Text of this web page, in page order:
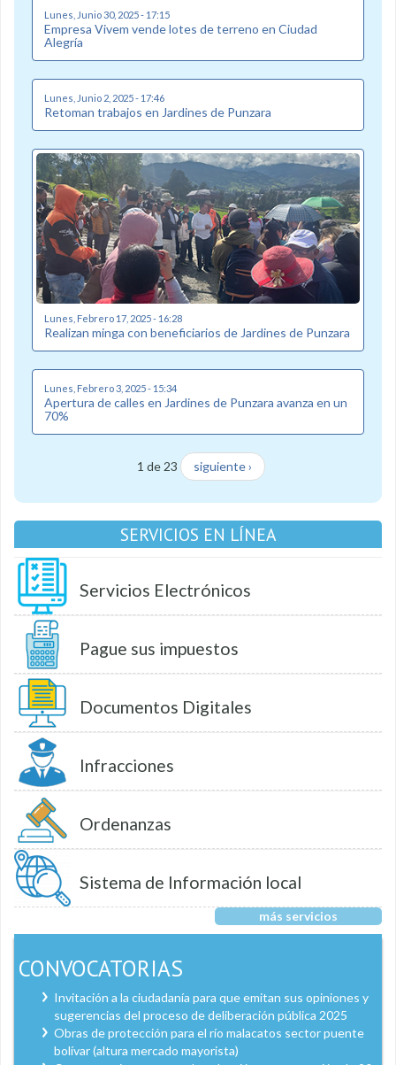
Lunes, Junio 30, 2025 - 17:15
Empresa Vivem vende lotes de terreno en Ciudad
Alegría
Lunes, Junio 2, 2025 - 17:46
Retoman trabajos en Jardines de Punzara
Lunes, Febrero 17, 2025 - 16:28
Realizan minga con beneficiarios de Jardines de Punzara
Lunes, Febrero 3, 2025 - 15:34
Apertura de calles en Jardines de Punzara avanza en un
70%
1 de 23 siguiente ›
SERVICIOS EN LÍNEA
Servicios Electrónicos
Pague sus impuestos
Documentos Digitales
Infracciones
Ordenanzas
Sistema de Información local
más servicios
CONVOCATORIAS
Invitación a la ciudadanía para que emitan sus opiniones y
sugerencias del proceso de deliberación pública 2025
Obras de protección para el río malacatos sector puente
bolívar (altura mercado mayorista)